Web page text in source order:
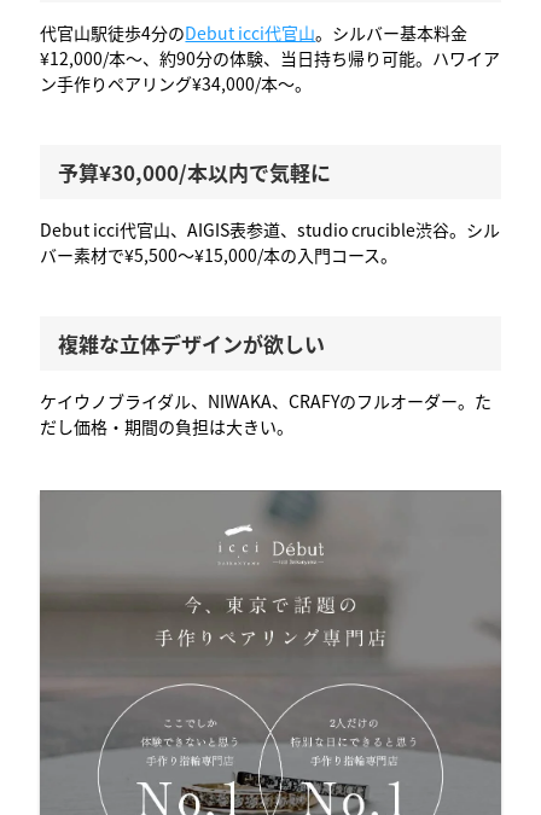
代官山駅徒歩4分のDebut icci代官山。シルバー基本料金
¥12,000/本〜、約90分の体験、当日持ち帰り可能。ハワイア
ン手作りペアリング¥34,000/本〜。
予算¥30,000/本以内で気軽に
Debut icci代官山、AIGIS表参道、studio crucible渋谷。シル
バー素材で¥5,500〜¥15,000/本の入門コース。
複雑な立体デザインが欲しい
ケイウノブライダル、NIWAKA、CRAFYのフルオーダー。た
だし価格・期間の負担は大きい。